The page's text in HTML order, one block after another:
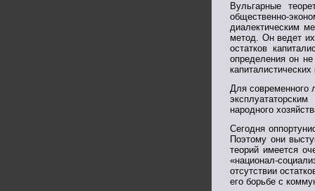
Вульгарные
общественно-
диалектическим
метод. Он ведет
остатков
определения он
Для современного
народного
Сегодня
Поэтому они
теорий имеется
«национал-
отсутствии
его борьбе с